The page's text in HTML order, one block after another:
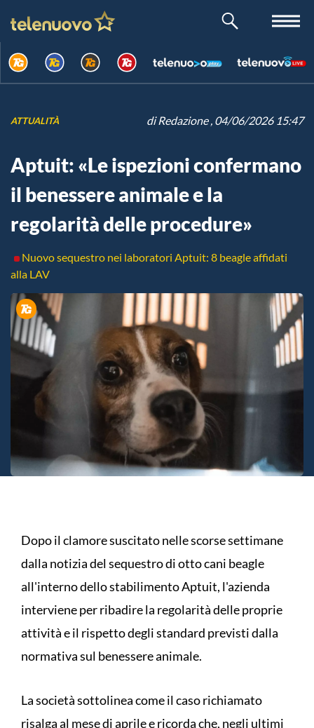
ATTUALITÀ diRedazione, 04/06/2026 15:47
Aptuit: «Le ispezioni confermano
il benessere animale e la
regolarità delle procedure»
Nuovo sequestro nei laboratori Aptuit: 8 beagle affidati
alla LAV
Dopo il clamore suscitato nelle scorse settimane
dalla notizia del sequestro di otto cani beagle
all'interno dello stabilimento Aptuit, l'azienda
interviene per ribadire la regolarità delle proprie
attività e il rispetto degli standard previsti dalla
normativa sul benessere animale.
La società sottolinea come il caso richiamato
risalga al mese di aprile e ricorda che, negli ultimi